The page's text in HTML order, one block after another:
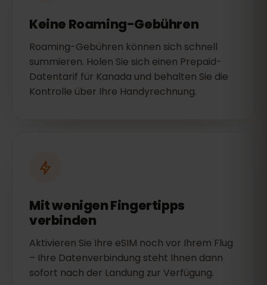
Keine Roaming-Gebühren
Roaming-Gebühren können sich schnell
summieren. Holen Sie sich einen Prepaid-
Datentarif für Kanada und behalten Sie die
Kontrolle über Ihre Handyrechnung.
Mit wenigen Fingertipps
verbinden
Aktivieren Sie Ihre eSIM noch vor Ihrem Flug
– Ihre Datenverbindung steht Ihnen dann
sofort nach der Landung zur Verfügung.